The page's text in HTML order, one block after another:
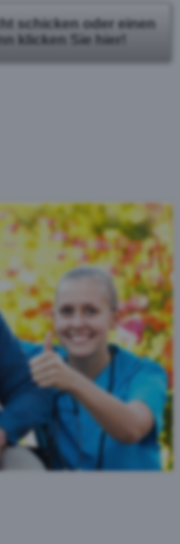
schicken oder einen
klicken Sie hier!